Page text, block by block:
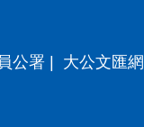
公署 | 大公文匯網